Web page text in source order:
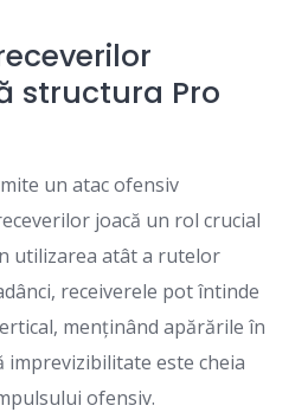
structura Pro
un atac ofensiv
joacă un rol crucial
utilizarea atât a rutelor
receiverele pot întinde
menținând apărările în
imprevizibilitate este cheia
ofensiv.